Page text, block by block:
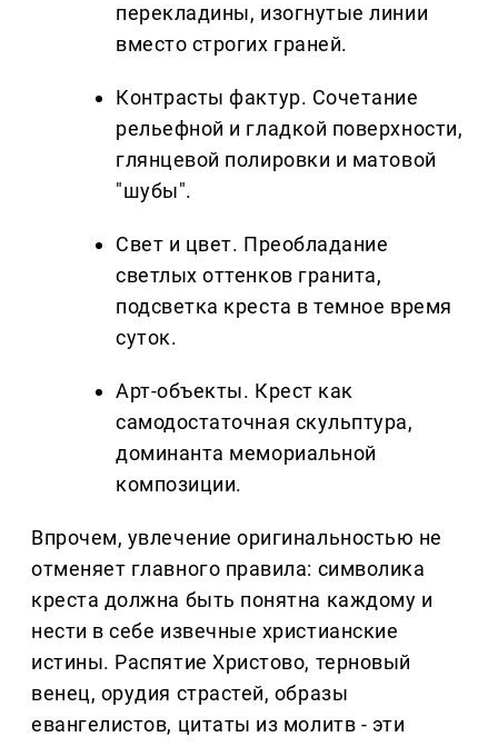
перекладины, изогнутые линии
вместо строгих граней.
Контрасты фактур. Сочетание
рельефной и гладкой поверхности,
глянцевой полировки и матовой
"шубы".
Свет и цвет. Преобладание
светлых оттенков гранита,
подсветка креста в темное время
суток.
Арт-объекты. Крест как
самодостаточная скульптура,
доминанта мемориальной
композиции.
Впрочем, увлечение оригинальностью не
отменяет главного правила: символика
креста должна быть понятна каждому и
нести в себе извечные христианские
истины. Распятие Христово, терновый
венец, орудия страстей, образы
евангелистов, цитаты из молитв - эти